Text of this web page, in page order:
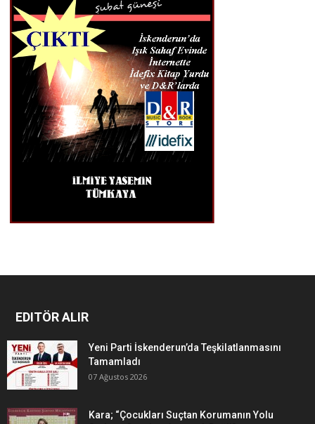
EDITÖR ALIR
Yeni Parti İskenderun’da Teşkilatlanmasını
Tamamladı
07 Ağustos 2026
Kara; “Çocukları Suçtan Korumanın Yolu